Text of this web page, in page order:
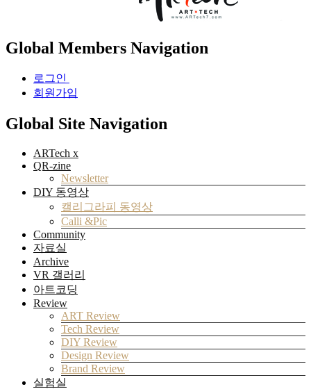
Global Members Navigation
로그인
회원가입
Global Site Navigation
ARTech x
QR-zine
Newsletter
DIY 동영상
캘리그라피 동영상
Calli &Pic
Community
자료실
Archive
VR 갤러리
아트코딩
Review
ART Review
Tech Review
DIY Review
Design Review
Brand Review
실험실